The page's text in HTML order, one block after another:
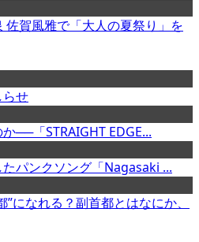
佐賀風雅で「大人の夏祭り」を
らせ
──「STRAIGHT EDGE...
パンクソング「Nagasaki ...
”になれる？副首都とはなにか、